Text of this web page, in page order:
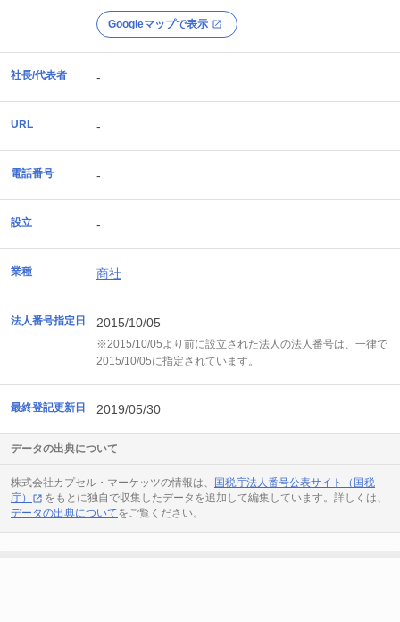
Googleマップで表示
社長/代表者 -
URL -
電話番号 -
設立 -
業種 商社
法人番号指定日 2015/10/05
※2015/10/05より前に設立された法人の法人番号は、一律で
2015/10/05に指定されています。
最終登記更新日 2019/05/30
データの出典について
株式会社カプセル・マーケッツの情報は、
国税庁法人番号公表サイト（国税
庁）
をもとに独自で収集したデータを追加して編集しています。詳しくは、
データの出典についてをご覧ください。